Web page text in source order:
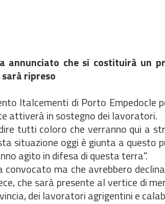
annunciato che si costituirà un
ripreso
Italcementi di Porto Empedocle
attiverà in sostegno dei lavoratori.
tutti coloro che verranno qui a
situazione oggi è giunta a questo
agito in difesa di questa terra".
convocato ma che avrebbero
che sarà presente al vertice di
dei lavoratori agrigentini e